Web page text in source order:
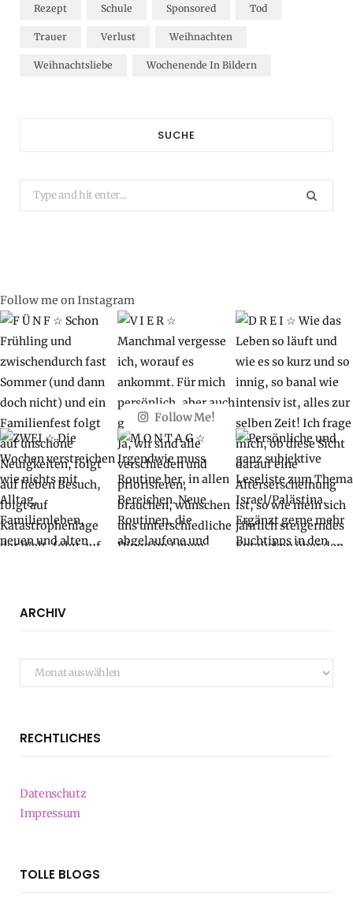
Rezept Schule Sponsored Tod
Trauer Verlust Weihnachten
Weihnachtsliebe Wochenende In Bildern
SUCHE
Search
for:
Follow me on Instagram
Follow Me!
ARCHIV
Archiv
RECHTLICHES
Datenschutz
Impressum
TOLLE BLOGS